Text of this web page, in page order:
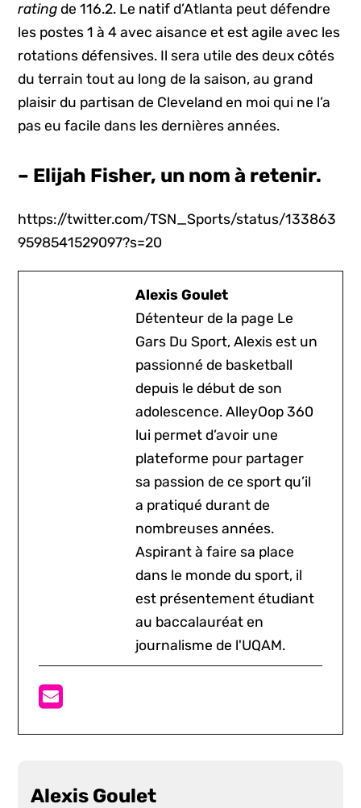
ratingde 116.2. Le natif d’Atlanta peut défendre
les postes 1 à 4 avec aisance et est agile avec les
rotations défensives. Il sera utile des deux côtés
du terrain tout au long de la saison, au grand
plaisir du partisan de Cleveland en moi qui ne l’a
pas eu facile dans les dernières années.
– Elijah Fisher, un nom à retenir.
https://twitter.com/TSN_Sports/status/133863
9598541529097?s=20
Alexis Goulet
Détenteur de la page Le
Gars Du Sport, Alexis est un
passionné de basketball
depuis le début de son
adolescence. AlleyOop 360
lui permet d’avoir une
plateforme pour partager
sa passion de ce sport qu’il
a pratiqué durant de
nombreuses années.
Aspirant à faire sa place
dans le monde du sport, il
est présentement étudiant
au baccalauréat en
journalisme de l'UQAM.
Alexis Goulet